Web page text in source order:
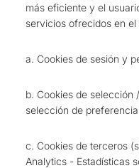
más eficiente y el
servicios ofrecidos en el
a. Cookies de sesión y
b. Cookies de selección
selección de
c. Cookies de terceros
Analytics - Estadísticas